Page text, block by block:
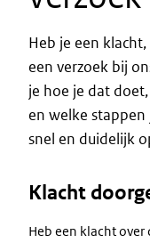
Heb je een
een verzoek bij
je hoe je dat
en welke
snel en duidelijk
Klacht
Heb een klacht over